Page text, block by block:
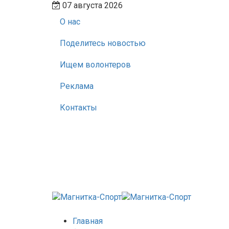
07 августа 2026
О нас
Поделитесь новостью
Ищем волонтеров
Реклама
Контакты
Главная